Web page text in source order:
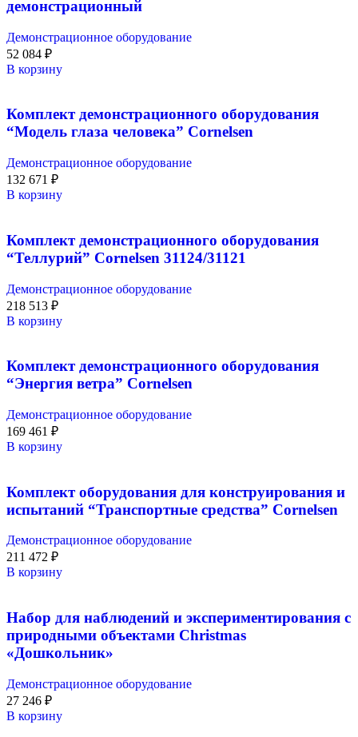
демонстрационный
Демонстрационное оборудование
52 084 ₽
В корзину
Комплект демонстрационного оборудования
“Модель глаза человека” Cornelsen
Демонстрационное оборудование
132 671 ₽
В корзину
Комплект демонстрационного оборудования
“Теллурий” Cornelsen 31124/31121
Демонстрационное оборудование
218 513 ₽
В корзину
Комплект демонстрационного оборудования
“Энергия ветра” Cornelsen
Демонстрационное оборудование
169 461 ₽
В корзину
Комплект оборудования для конструирования и
испытаний “Транспортные средства” Cornelsen
Демонстрационное оборудование
211 472 ₽
В корзину
Набор для наблюдений и экспериментирования с
природными объектами Christmas
«Дошкольник»
Демонстрационное оборудование
27 246 ₽
В корзину